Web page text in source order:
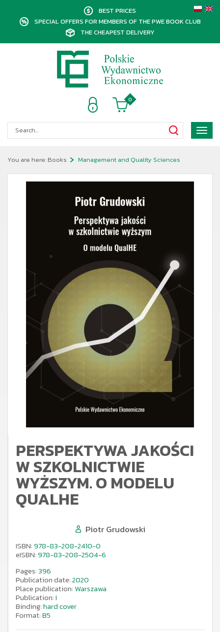
BEST PRICES
SPECIAL OFFERS FOR MEMBERS OF THE PWE BOOK CLUB
THE CHEAPEST DELIVERY
0
Pokaż
menu
You are here: Books Management and Quality Sciences
PERSPEKTYWA JAKOŚCI
W SZKOLNICTWIE
WYŻSZYM. O MODELU
QUALHE
Piotr Grudowski
ISBN:978-83-208-2410-0
eISBN:978-83-208-2504-6
Pages:396
Publication date:2020
Place publication: Warszawa
Publication:I
Binding:hard cover
Format:B5